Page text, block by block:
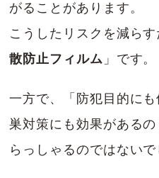
がることがあります。
こうしたリスクを減ら
散防止フィルム 」です。
一方で、「防犯目的に
巣対策にも効果がある
らっしゃるのではないで